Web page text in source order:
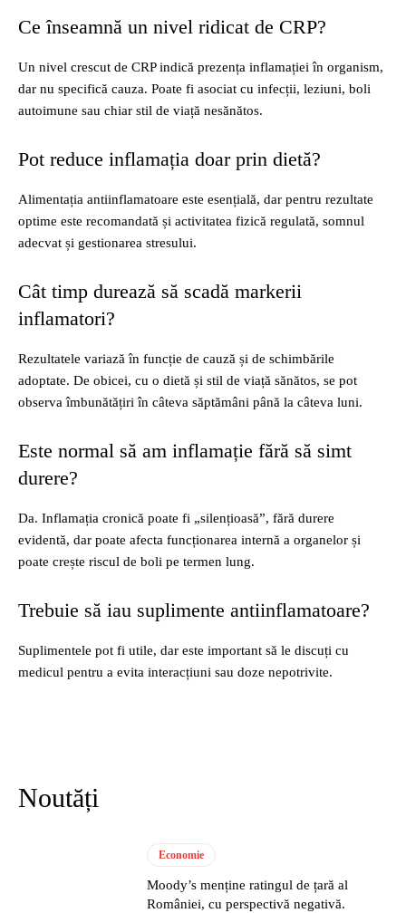
Ce înseamnă un nivel ridicat de CRP?
Un nivel crescut de CRP indică prezența inflamației în organism,
dar nu specifică cauza. Poate fi asociat cu infecții, leziuni, boli
autoimune sau chiar stil de viață nesănătos.
Pot reduce inflamația doar prin dietă?
Alimentația antiinflamatoare este esențială, dar pentru rezultate
optime este recomandată și activitatea fizică regulată, somnul
adecvat și gestionarea stresului.
Cât timp durează să scadă markerii
inflamatori?
Rezultatele variază în funcție de cauză și de schimbările
adoptate. De obicei, cu o dietă și stil de viață sănătos, se pot
observa îmbunătățiri în câteva săptămâni până la câteva luni.
Este normal să am inflamație fără să simt
durere?
Da. Inflamația cronică poate fi „silențioasă”, fără durere
evidentă, dar poate afecta funcționarea internă a organelor și
poate crește riscul de boli pe termen lung.
Trebuie să iau suplimente antiinflamatoare?
Suplimentele pot fi utile, dar este important să le discuți cu
medicul pentru a evita interacțiuni sau doze nepotrivite.
Noutăți
Economie
Moody’s menține ratingul de țară al
României, cu perspectivă negativă.